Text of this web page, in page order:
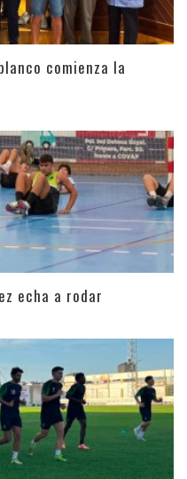
comienza la
echa a rodar